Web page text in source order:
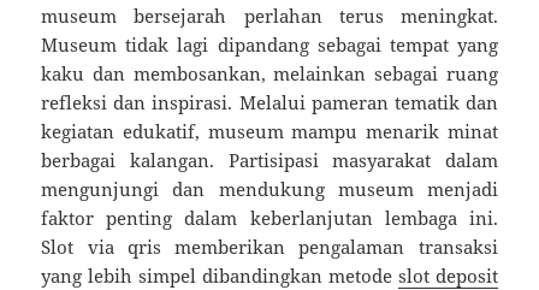
museum bersejarah perlahan terus meningkat.
Museum tidak lagi dipandang sebagai tempat yang
kaku dan membosankan, melainkan sebagai ruang
refleksi dan inspirasi. Melalui pameran tematik dan
kegiatan edukatif, museum mampu menarik minat
berbagai kalangan. Partisipasi masyarakat dalam
mengunjungi dan mendukung museum menjadi
faktor penting dalam keberlanjutan lembaga ini.
Slot via qris memberikan pengalaman transaksi
yang lebih simpel dibandingkan metode slot deposit